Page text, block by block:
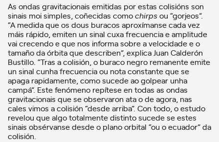
As ondas gravitacionais emitidas por estas colisións son
sinais moi simples, coñecidas comochirpsou “gorjeos”.
“A medida que os dous buracos aproxímanse cada vez
máis rápido, emiten un sinal cuxa frecuencia e amplitude
vai crecendo e que nos informa sobre a velocidade e o
tamaño da órbita que describen”, explica Juan Calderón
Bustillo. “Tras a colisión, o buraco negro remanente emite
un sinal cunha frecuencia ou nota constante que se
apaga rapidamente, como sucede ao golpear unha
campá”. Este fenómeno repítese en todas as ondas
gravitacionais que se observaron ata o de agora, nas
cales vimos a colisión “desde arriba”. Con todo, o estudo
revelou que algo totalmente distinto sucede se estes
sinais obsérvanse desde o plano orbital “ou o ecuador” da
colisión.